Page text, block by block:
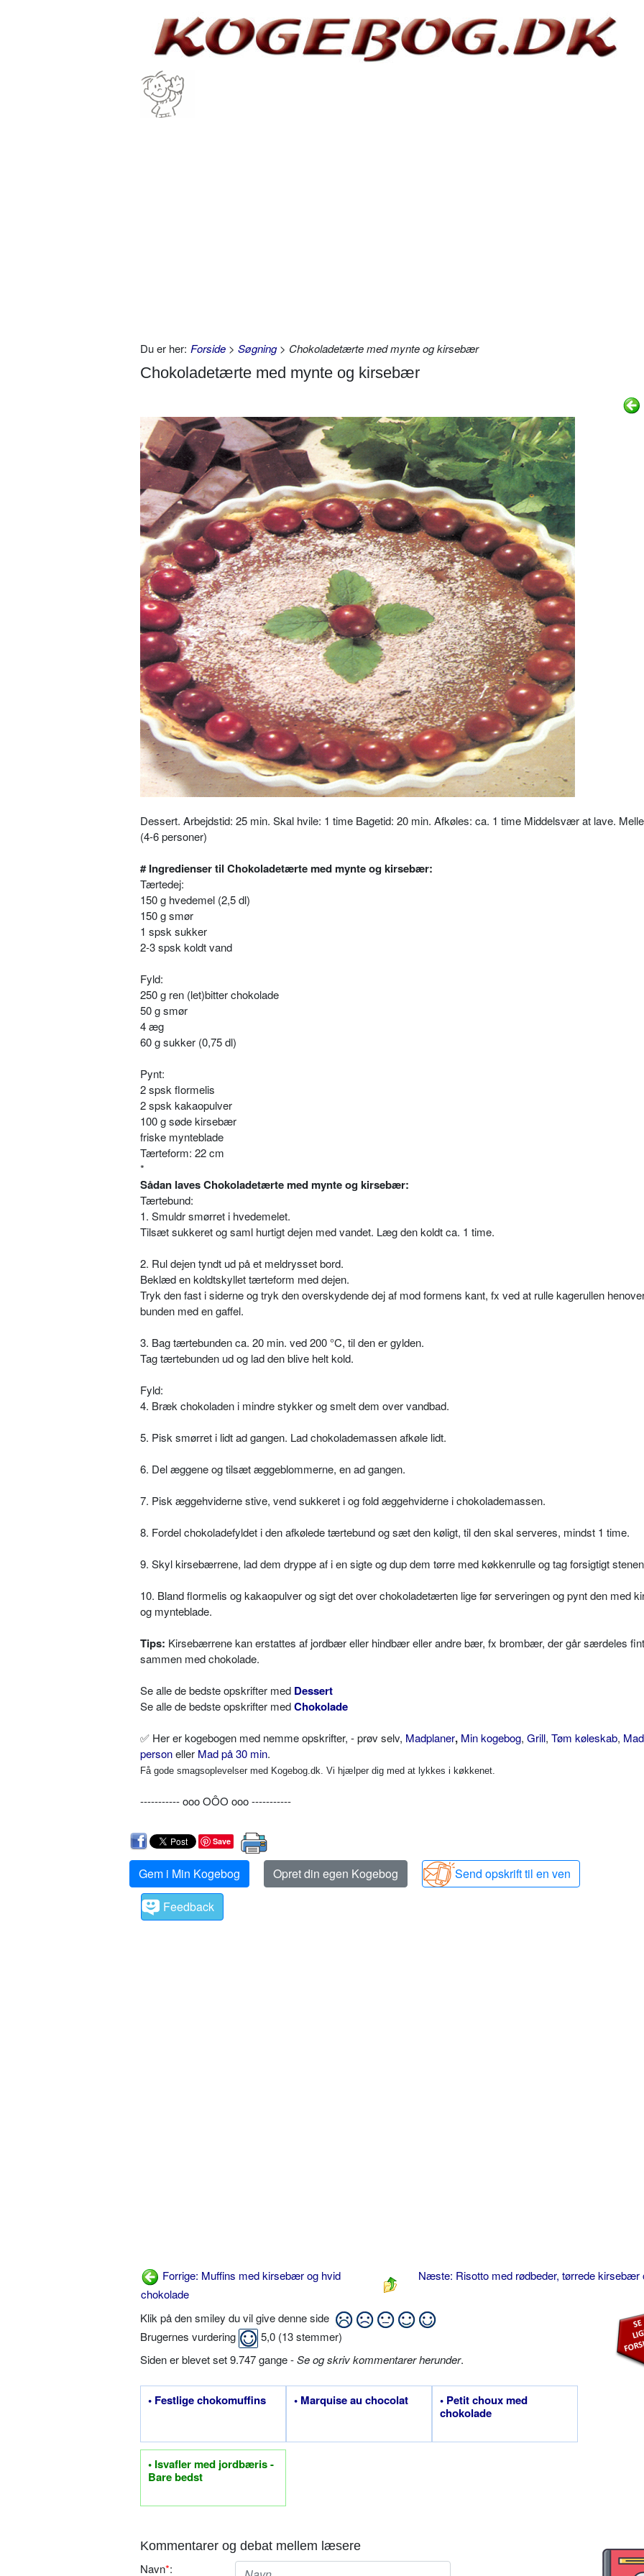
Du er her: Forside > Søgning> Chokoladetærte med mynte og kirsebær
Chokoladetærte med mynte og kirsebær
Dessert. Arbejdstid: 25 min. Skal hvile: 1 time Bagetid: 20 min. Afkøles: ca. 1 time Middelsvær at lave.
(4-6 personer)
# Ingredienser til Chokoladetærte med mynte og kirsebær:
Tærtedej:
150 g hvedemel (2,5 dl)
150 g smør
1 spsk sukker
2-3 spsk koldt vand
Fyld:
250 g ren (let)bitter chokolade
50 g smør
4 æg
60 g sukker (0,75 dl)
Pynt:
2 spsk flormelis
2 spsk kakaopulver
100 g søde kirsebær
friske mynteblade
Tærteform: 22 cm
*
Sådan laves Chokoladetærte med mynte og kirsebær:
Tærtebund:
1. Smuldr smørret i hvedemelet.
Tilsæt sukkeret og saml hurtigt dejen med vandet. Læg den koldt ca. 1 time.
2. Rul dejen tyndt ud på et meldrysset bord.
Beklæd en koldtskyllet tærteform med dejen.
Tryk den fast i siderne og tryk den overskydende dej af mod formens kant, fx ved at rulle kagerullen
bunden med en gaffel.
3. Bag tærtebunden ca. 20 min. ved 200 °C, til den er gylden.
Tag tærtebunden ud og lad den blive helt kold.
Fyld:
4. Bræk chokoladen i mindre stykker og smelt dem over vandbad.
5. Pisk smørret i lidt ad gangen. Lad chokolademassen afkøle lidt.
6. Del æggene og tilsæt æggeblommerne, en ad gangen.
7. Pisk æggehviderne stive, vend sukkeret i og fold æggehviderne i chokolademassen.
8. Fordel chokoladefyldet i den afkølede tærtebund og sæt den køligt, til den skal serveres, mindst 1 time.
9. Skyl kirsebærrene, lad dem dryppe af i en sigte og dup dem tørre med køkkenrulle og tag forsigtigt
10. Bland flormelis og kakaopulver og sigt det over chokoladetærten lige før serveringen og pynt den med
og mynteblade.
Tips: Kirsebærrene kan erstattes af jordbær eller hindbær eller andre bær, fx brombær, der går særdeles fint
sammen med chokolade.
Se alle de bedste opskrifter med Dessert
Se alle de bedste opskrifter medChokolade
✅ Her er kogebogen med nemme opskrifter, - prøv selv, Madplaner, Min kogebog, Grill, Tøm køleskab,
personeller Mad på 30 min.
Få gode smagsoplevelser med Kogebog.dk. Vi hjælper dig med at lykkes i køkkenet.
----------- ooo OÔO ooo -----------
Save
Gem i Min Kogebog Opret din egen Kogebog
Send opskrift til en ven
Feedback
Forrige: Muffins med kirsebær og hvid
chokolade
Næste: Risotto med rødbeder, tørrede kirsebær
Klik på den smiley du vil give denne side
Brugernes vurdering
5,0 (13stemmer)
Siden er blevet set 9.747 gange -Se og skriv kommentarer herunder.
• Festlige chokomuffins • Marquise au chocolat
• Petit choux med
chokolade
• Isvafler med jordbæris -
Bare bedst
Kommentarer og debat mellem læsere
Navn*: